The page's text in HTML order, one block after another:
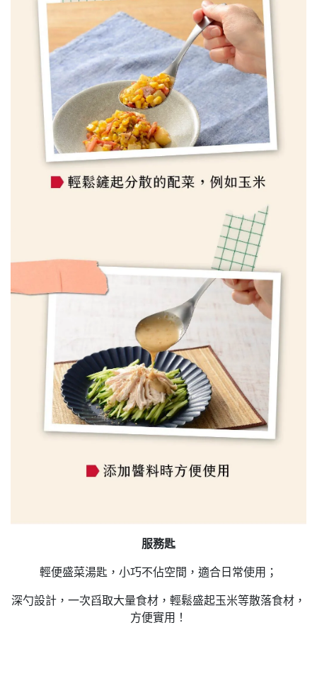
服務匙
輕便盛菜湯匙，小巧不佔空間，適合日常使用；
深勺設計，一次舀取大量食材，輕鬆盛起玉米等散落食材，
方便實用！